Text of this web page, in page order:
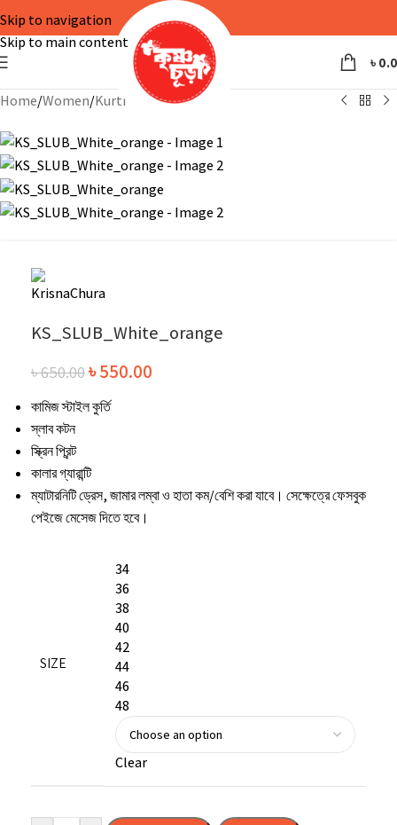
Skip to navigation
Skip to main content
৳
Home/Women/Kurti
-15%
KS_SLUB_White_orange
৳650.00৳550.00
কামিজ স্টাইল কুর্তি
স্লাব কটন
স্ক্রিন প্রিন্ট
কালার গ্যারান্টি
ম্যাটারনিটি ড্রেস, জামার লম্বা ও হাতা কম/বেশি করা যাবে। সেক্ষেত্রে ফেসবুক
পেইজে মেসেজ দিতে হবে।
SIZE
34
36
38
40
42
44
46
48
Clear